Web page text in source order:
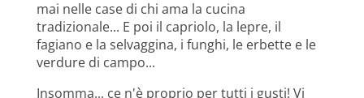
mai nelle case di chi ama la cucina
tradizionale... E poi il capriolo, la lepre, il
fagiano e la selvaggina, i funghi, le erbette e le
verdure di campo...
Insomma... ce n'è proprio per tutti i gusti! Vi